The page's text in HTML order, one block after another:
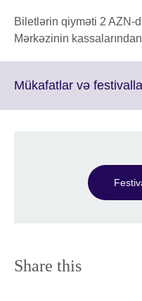
Biletlərin qiyməti 2 AZN-
Mərkəzinin
Mükafatlar və
Share this